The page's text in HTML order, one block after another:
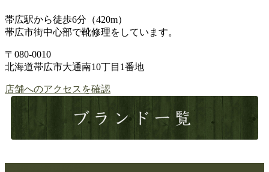
帯広駅から徒歩6分（420m）
帯広市街中心部で靴修理をしています。
〒080-0010
北海道帯広市大通南10丁目1番地
店舗へのアクセスを確認